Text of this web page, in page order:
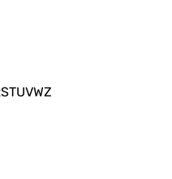
STUVWZ